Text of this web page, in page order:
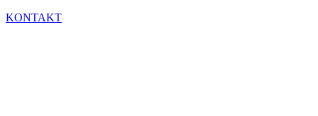
KONTAKT